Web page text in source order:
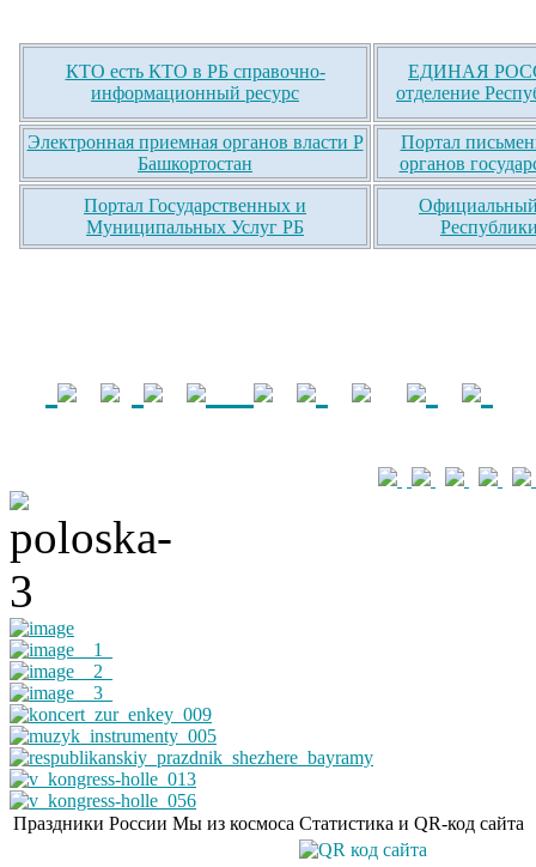
КТО есть КТО в РБ справочно-
информационный ресурс
ЕДИНАЯ
отделение
Электронная приемная органов власти Р
Башкортостан
Портал
органов
Портал Государственных и
Муниципальных Услуг РБ
Официальный
Праздники России Мы из космоса Статистика и QR-код сайта